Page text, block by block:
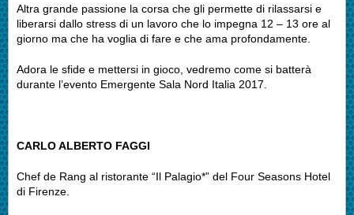
Altra grande passione la corsa che gli permette di rilassarsi e
liberarsi dallo stress di un lavoro che lo impegna 12 – 13 ore al
giorno ma che ha voglia di fare e che ama profondamente.
Adora le sfide e mettersi in gioco, vedremo come si batterà
durante l’evento Emergente Sala Nord Italia 2017.
CARLO ALBERTO FAGGI
Chef de Rang al ristorante “Il Palagio*” del Four Seasons Hotel
di Firenze.